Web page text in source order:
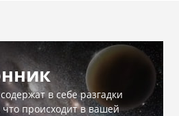
в себе разгадки
что происходит в вашей